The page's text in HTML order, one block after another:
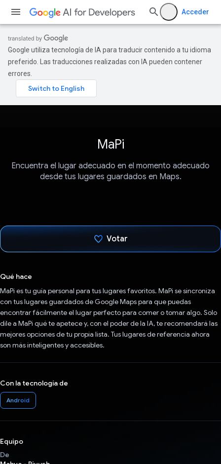
Acceder
Google utiliza tecnología de IA para traducir contenido a tu idioma
preferido. Las traducciones realizadas con IA pueden contener
errores.
MaPi
Encuentra el lugar adecuado en el momento adecuado
desde tus lugares guardados en Maps.
Votar
Qué hace
MaPi es tu guía personal para tus lugares favoritos. MaPi se sincroniza
con tus lugares guardados de Google Maps para que puedas
encontrar fácilmente el lugar perfecto para comer o tomar algo. Solo
dile a MaPi qué te apetece y, con el poder de la IA, te recomendará las
mejores opciones de tu propia lista. Tus lugares de referencia ahora
son más inteligentes y accesibles.
Con la tecnología de
Android
Equipo
De